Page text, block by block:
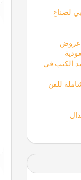
لصناع
عروض
الكنب في
للفن